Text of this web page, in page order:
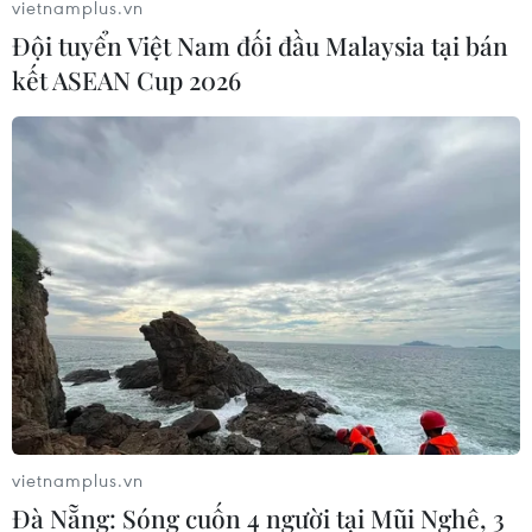
có thẻ bảo hiểm y tế tự thanh toán chi phí khám bệnh,
chữa bệnh.
Hướng dẫn mới để giám sát và phòng,
vietnamplus.vn
Đội tuyển Việt Nam đối đầu Malaysia tại bán
kết ASEAN Cup 2026
vietnamplus.vn
Đà Nẵng: Sóng cuốn 4 người tại Mũi Nghê, 3